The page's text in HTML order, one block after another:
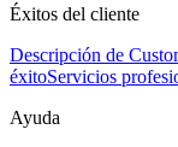
Éxitos del cliente
Descripción de
éxitoServicios
Ayuda